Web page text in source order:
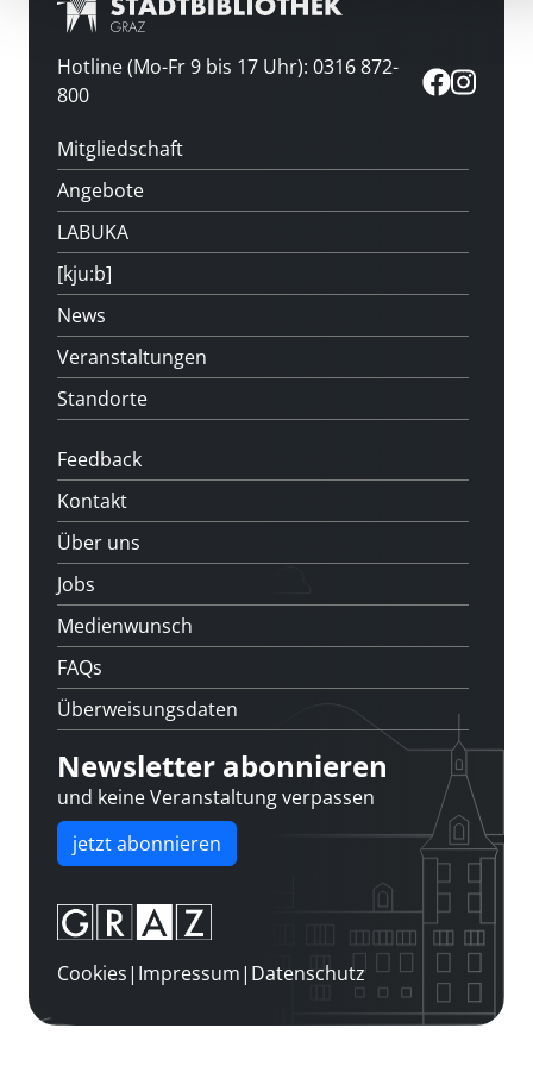
Hotline (Mo-Fr 9 bis 17 Uhr): 0316 872-
800
Mitgliedschaft
Angebote
LABUKA
[kju:b]
News
Veranstaltungen
Standorte
Feedback
Kontakt
Über uns
Jobs
Medienwunsch
FAQs
Überweisungsdaten
Newsletter abonnieren
und keine Veranstaltung verpassen
jetzt abonnieren
Cookies| Impressum| Datenschutz